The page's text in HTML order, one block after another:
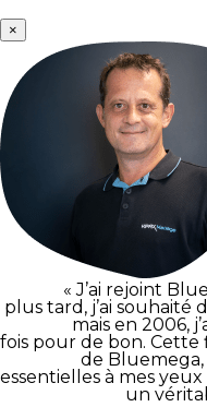
×
« J’ai rejoint
plus tard, j’ai souhaité
mais en 2006,
fois pour de bon.
de
essentielles à mes
un